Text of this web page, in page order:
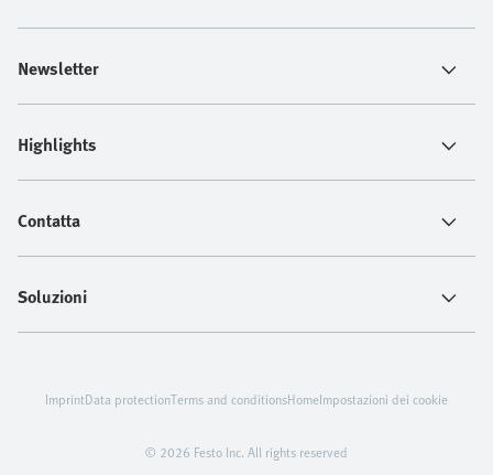
Newsletter
Highlights
Contatta
Soluzioni
© 2026 Festo Inc. All rights reserved
ImprintData protectionTerms and conditionsHomeImpostazioni dei cookie